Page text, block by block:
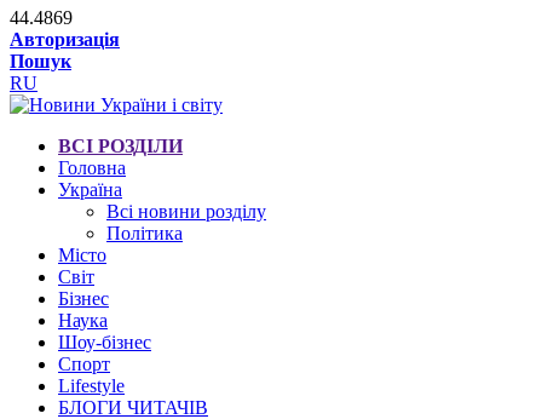
44.4869
Авторизація
Пошук
RU
ВСІ РОЗДІЛИ
Головна
Україна
Всі новини розділу
Політика
Місто
Світ
Бізнес
Наука
Шоу-бізнес
Спорт
Lifestyle
БЛОГИ ЧИТАЧІВ